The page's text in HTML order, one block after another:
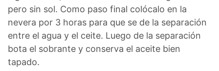
pero sin sol. Como paso final colócalo en la
nevera por 3 horas para que se de la separación
entre el agua y el ceite. Luego de la separación
bota el sobrante y conserva el aceite bien
tapado.